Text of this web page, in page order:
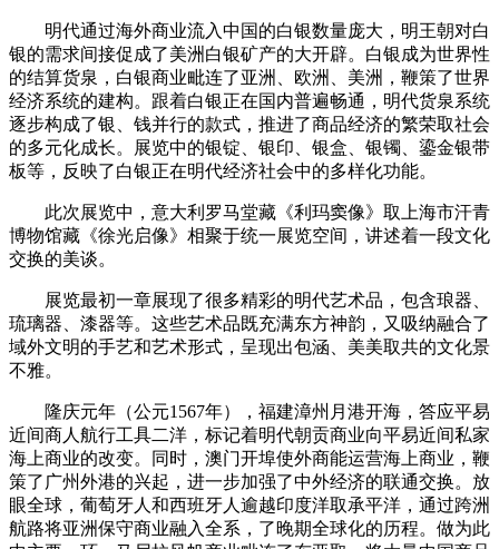
明代通过海外商业流入中国的白银数量庞大，明王朝对白
银的需求间接促成了美洲白银矿产的大开辟。白银成为世界性
的结算货泉，白银商业毗连了亚洲、欧洲、美洲，鞭策了世界
经济系统的建构。跟着白银正在国内普遍畅通，明代货泉系统
逐步构成了银、钱并行的款式，推进了商品经济的繁荣取社会
的多元化成长。展览中的银锭、银印、银盒、银镯、鎏金银带
板等，反映了白银正在明代经济社会中的多样化功能。
此次展览中，意大利罗马堂藏《利玛窦像》取上海市汗青
博物馆藏《徐光启像》相聚于统一展览空间，讲述着一段文化
交换的美谈。
展览最初一章展现了很多精彩的明代艺术品，包含琅器、
琉璃器、漆器等。这些艺术品既充满东方神韵，又吸纳融合了
域外文明的手艺和艺术形式，呈现出包涵、美美取共的文化景
不雅。
隆庆元年（公元1567年），福建漳州月港开海，答应平易
近间商人航行工具二洋，标记着明代朝贡商业向平易近间私家
海上商业的改变。同时，澳门开埠使外商能运营海上商业，鞭
策了广州外港的兴起，进一步加强了中外经济的联通交换。放
眼全球，葡萄牙人和西班牙人逾越印度洋取承平洋，通过跨洲
航路将亚洲保守商业融入全系，了晚期全球化的历程。做为此